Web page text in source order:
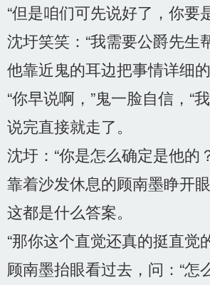
“但是咱们可先说好了，你要
沈圩笑笑：“我需要公爵先
他靠近鬼的耳边把事情详细
“你早说啊，”鬼一脸自信，“
说完直接就走了。
沈圩：“你是怎么确定是他的
靠着沙发休息的顾南墨睁开眼
这都是什么答案。
“那你这个直觉还真的挺直觉
顾南墨抬眼看过去，问：“怎